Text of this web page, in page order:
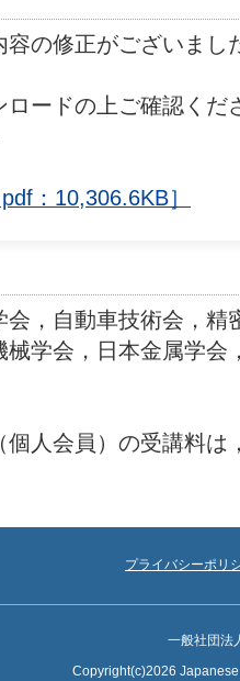
の修正がございまし
ロードの上ご確認くだ
：10,306.6KB］
，自動車技術会，精
学会，日本金属学会
人会員）の受講料は
プライバシーポリ
一般社団法
Copyright(c)2026